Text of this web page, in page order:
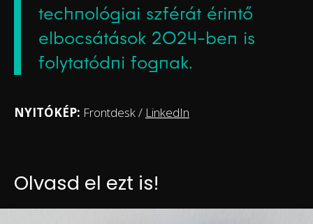
technológiai szférát érintő
elbocsátások 2024-ben is
folytatódni fognak.
NYITÓKÉP: Frontdesk / LinkedIn
Olvasd el ezt is!